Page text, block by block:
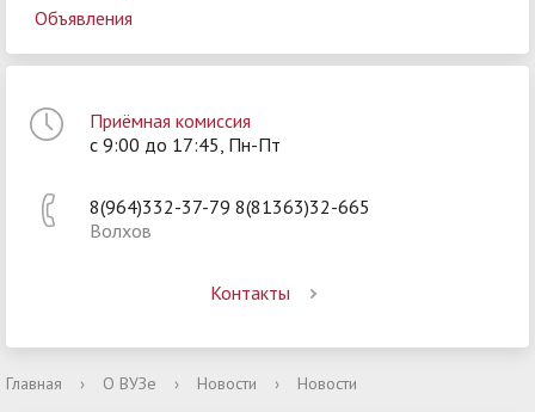
Объявления
Приёмная комиссия
с 9:00 до 17:45, Пн-Пт
8(964)332-37-79 8(81363)32-665
Волхов
Контакты
Главная › О ВУЗе › Новости › Новости